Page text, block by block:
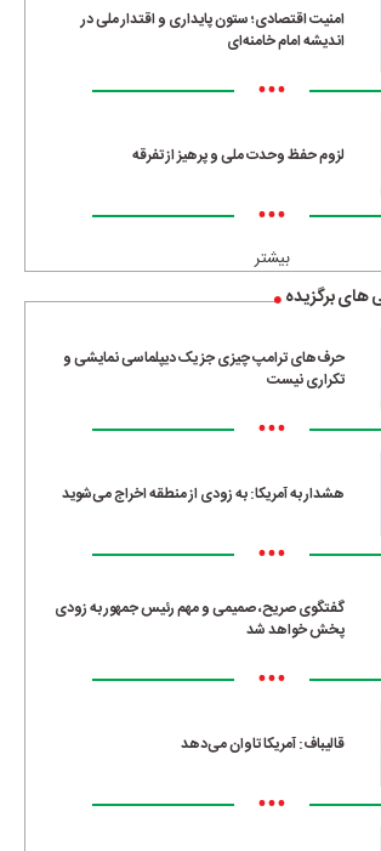
امنیت اقتصادی؛ ستون پایداری و اقتدار ملی در
اندیشه امام خامنه‌ای
•••
لزوم حفظ وحدت ملی و پرهیز از تفرقه
•••
بیشتر
های برگزیده
حرف‌های ترامپ چیزی جز یک دیپلماسی نمایشی و
تکراری نیست
•••
هشدار به آمریکا: به زودی از منطقه اخراج می‌شوید
•••
گفتگوی صریح، صمیمی و مهم رئیس جمهور به زودی
پخش خواهد شد
•••
قالیباف: آمریکا تاوان می‌دهد
•••